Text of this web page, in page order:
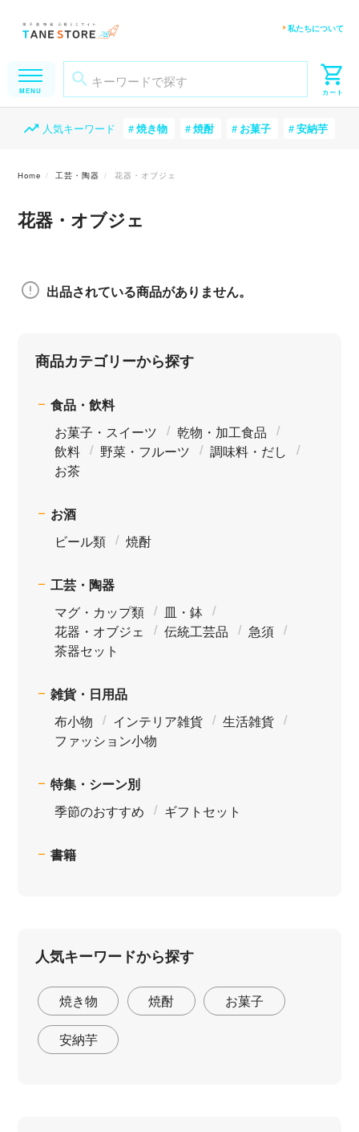
私たちについて
人気キーワード 焼き物 焼酎 お菓子 安納芋
Home 工芸・陶器 花器・オブジェ
花器・オブジェ
出品されている商品がありません。
商品カテゴリーから探す
食品・飲料
お菓子・スイーツ
乾物・加工食品
飲料
野菜・フルーツ
調味料・だし
お茶
お酒
ビール類
焼酎
工芸・陶器
マグ・カップ類
皿・鉢
花器・オブジェ
伝統工芸品
急須
茶器セット
雑貨・日用品
布小物
インテリア雑貨
生活雑貨
ファッション小物
特集・シーン別
季節のおすすめ
ギフトセット
書籍
人気キーワードから探す
焼き物 焼酎 お菓子
安納芋